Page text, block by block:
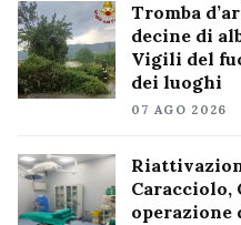
Tromba
decine di
Vigili del
dei luoghi
07 AGO 2026
Caracciolo,
operazione